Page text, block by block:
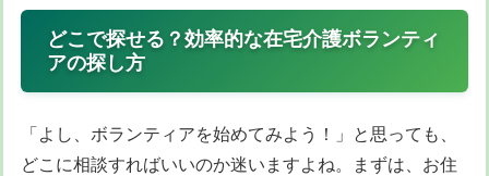
どこで探せる？効率的な在宅介護ボランティ
アの探し方
「よし、ボランティアを始めてみよう！」と思っても、
どこに相談すればいいのか迷いますよね。まずは、お住